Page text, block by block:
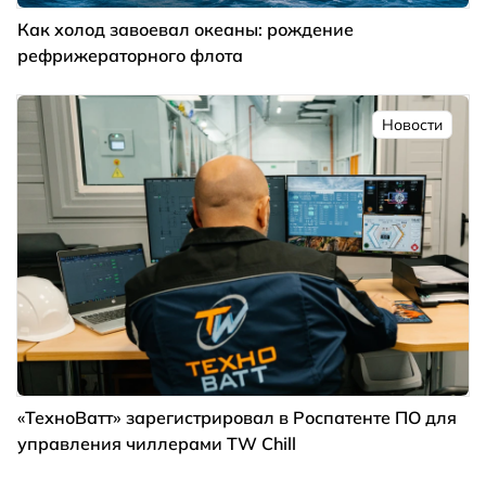
Как холод завоевал океаны: рождение
рефрижераторного флота
Новости
«ТехноВатт» зарегистрировал в Роспатенте ПО для
управления чиллерами TW Chill